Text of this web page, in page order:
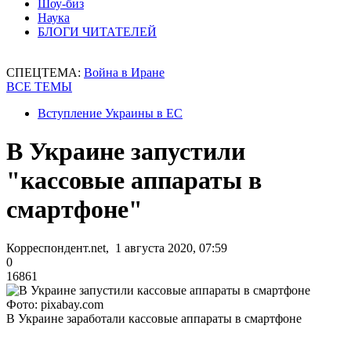
Шоу-биз
Наука
БЛОГИ ЧИТАТЕЛЕЙ
СПЕЦТЕМА: Война в Иране
ВСЕ ТЕМЫ
Вступление Украины в ЕС
В Украине запустили
"кассовые аппараты в
смартфоне"
Корреспондент.net, 1 августа 2020, 07:59
0
16861
Фото: pixabay.com
В Украине заработали кассовые аппараты в смартфоне